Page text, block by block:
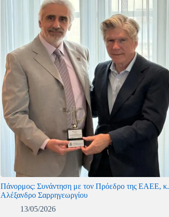
Πάνορμος: Συνάντηση με τον Πρόεδρο της ΕΑΕΕ, κ.
Αλέξανδρο Σαρρηγεωργίου
13/05/2026